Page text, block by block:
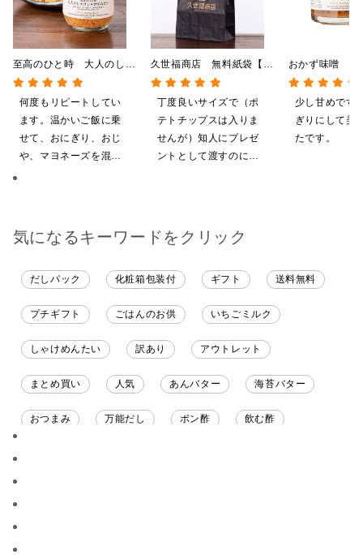
至高のひと時 大人のしゃ
けしゃけめんたい
80g【鮭ほぐし・フレー
ク】
何度もリピートしてい
ます。温かいご飯に乗
せて、おにぎり、おじ
や、マヨネーズを混ぜ
おかず味噌 国
ぎ ミニサイ
少し甘めです
ぎりにして美
たです。
久世福商店 無料紙袋【注
文数の上限は同時にご購入
する商品点数まで】
丁度良いサイズで（ポ
テトチップスは入りま
せんが）知人にプレゼ
ントとして渡すのに助
気になるキーワードをクリック
だしパック 化粧箱包装付 ギフト 送料無料
プチギフト ごはんのお供 いちごミルク
しゃけめんたい 訳あり アウトレット
まとめ買い 人気 あんバター 海苔バター
おつまみ 万能だし ポン酢 飲む酢